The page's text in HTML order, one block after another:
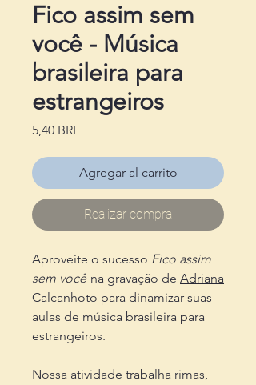
Fico assim sem
você - Música
brasileira para
estrangeiros
5,40 BRL
Agregar al carrito
Realizar compra
Aproveite o sucesso Fico assim
sem você na gravação de Adriana
Calcanhoto para dinamizar suas
aulas de música brasileira para
estrangeiros.
Nossa atividade trabalha rimas,